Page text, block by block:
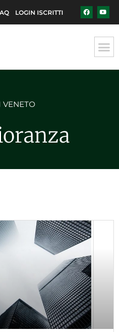
LOGIN ISCRITTI
VENETO